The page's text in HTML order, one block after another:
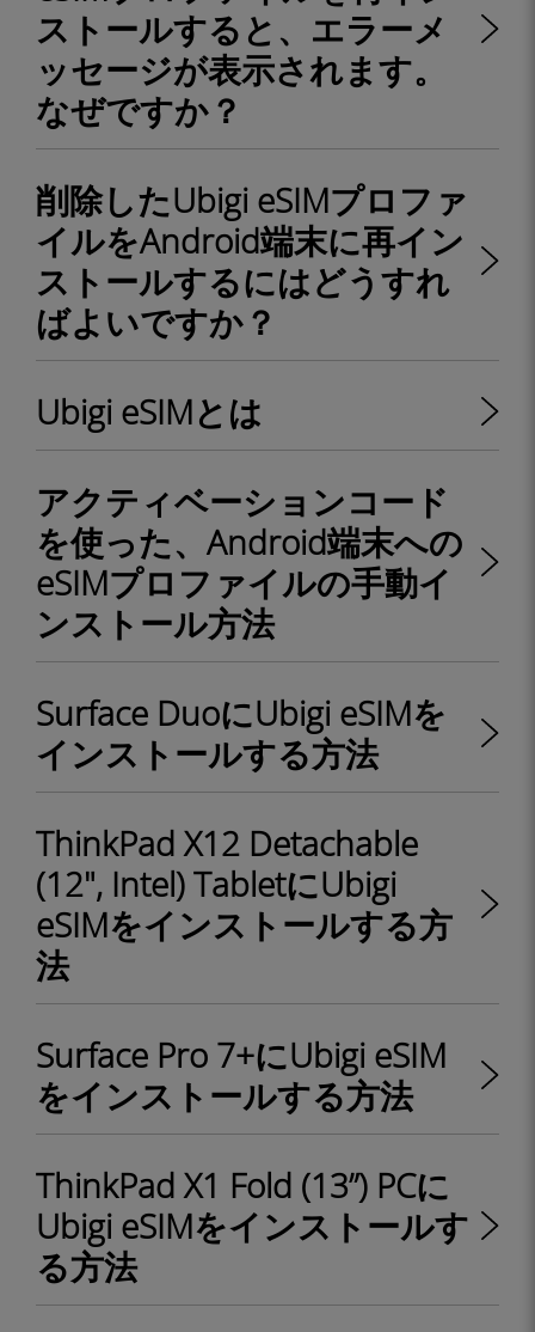
ストールすると、エラーメ
ッセージが表示されます。
なぜですか？
削除したUbigi eSIMプロファ
イルをAndroid端末に再イン
ストールするにはどうすれ
ばよいですか？
Ubigi eSIMとは
アクティベーションコード
を使った、Android端末への
eSIMプロファイルの手動イ
ンストール方法
Surface DuoにUbigi eSIMを
インストールする方法
ThinkPad X12 Detachable
(12", Intel) TabletにUbigi
eSIMをインストールする方
法
Surface Pro 7+にUbigi eSIM
をインストールする方法
ThinkPad X1 Fold (13”) PCに
Ubigi eSIMをインストールす
る方法